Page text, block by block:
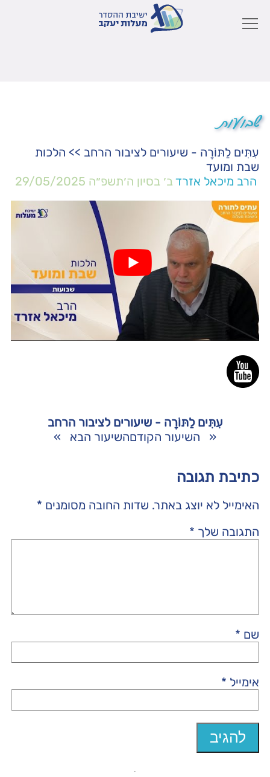
שבועות
עִתִּים לַתּוֹרָה - שיעורים לציבור הרחב >> הלכות
שבת ומועד
הרב מיכאל אזרד ב׳ בסיון ה׳תשפ״ה 29/05/2025
עִתִּים לַתּוֹרָה - שיעורים לציבור הרחב
« השיעור הקודםהשיעור הבא »
כתיבת תגובה
האימייל לא יוצג באתר. שדות החובה מסומנים *
התגובה שלך *
שם *
אימייל *